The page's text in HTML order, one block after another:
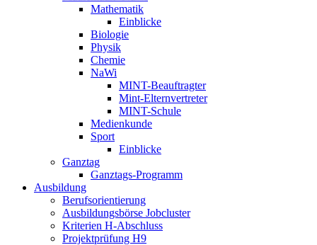
Mathematik
Einblicke
Biologie
Physik
Chemie
NaWi
MINT-Beauftragter
Mint-Elternvertreter
MINT-Schule
Medienkunde
Sport
Einblicke
Ganztag
Ganztags-Programm
Ausbildung
Berufsorientierung
Ausbildungsbörse Jobcluster
Kriterien H-Abschluss
Projektprüfung H9